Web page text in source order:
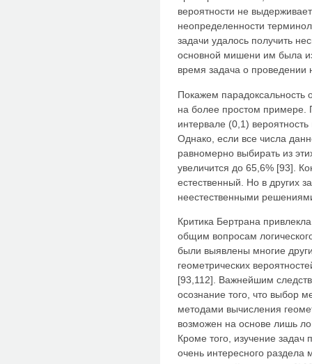
вероятности не
неопределенности
задачи удалось получить
основной мишени им была
время задача о проведении
Покажем парадоксальность
на более простом примере.
интервале (0,1)
Однако, если все числа
равномерно выбирать из
увеличится до 65,6% [93].
естественный. Но в других
неестественными
Критика Бертрана
общим вопросам
были выявлены многие
геометрических
[93,112]. Важнейшим
осознание того, что выбор
методами вычисления
возможен на основе лишь
Кроме того, изучение задач
очень интересного раздела